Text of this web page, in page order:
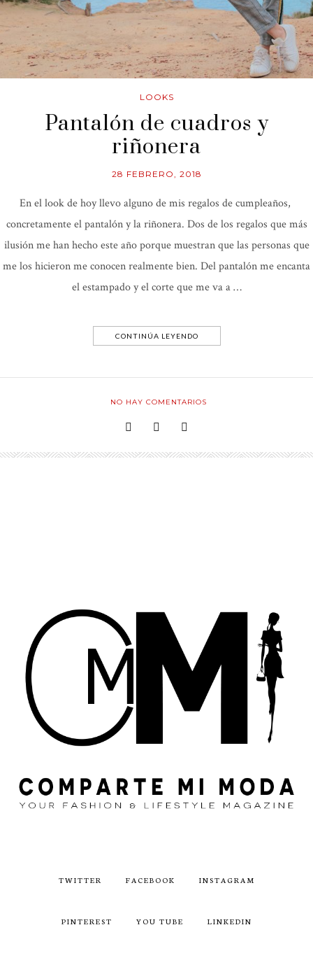
LOOKS
Pantalón de cuadros y
riñonera
28 FEBRERO, 2018
En el look de hoy llevo alguno de mis regalos de cumpleaños,
concretamente el pantalón y la riñonera. Dos de los regalos que más
ilusión me han hecho este año porque muestran que las personas que
me los hicieron me conocen realmente bien. Del pantalón me encanta
el estampado y el corte que me va a …
CONTINÚA LEYENDO
NO HAY COMENTARIOS
TWITTER FACEBOOK INSTAGRAM
PINTEREST YOU TUBE LINKEDIN